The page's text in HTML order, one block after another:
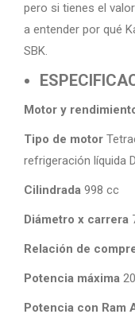
pero si tienes el
a entender por qué
SBK.
Motor y
Tipo de motor
refrigeración líquida
Cilindrada 998 cc
Diámetro x carrera
Relación de
Potencia máxima
Potencia con Ram